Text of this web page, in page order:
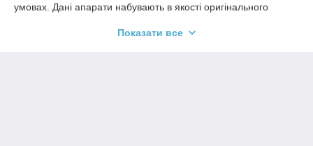
умовах. Дані апарати набувають в якості оригінального
дороги до місця роботи або навчання.
Показати все